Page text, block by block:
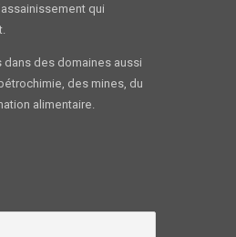
qui
des domaines aussi
des mines, du
alimentaire.